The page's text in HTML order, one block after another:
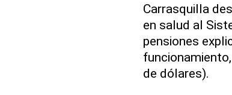
Carrasquilla
en salud al
pensiones
de dólares).